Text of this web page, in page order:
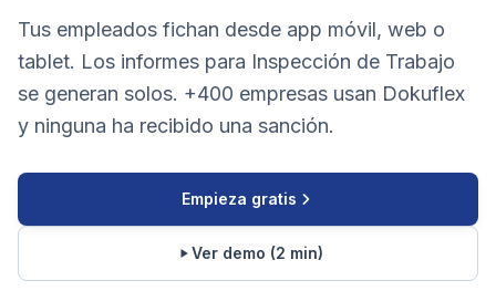
Tus empleados fichan desde app móvil, web o
tablet. Los informes para Inspección de Trabajo
se generan solos. +400 empresas usan Dokuflex
y ninguna ha recibido una sanción.
Empieza gratis
Ver demo (2 min)